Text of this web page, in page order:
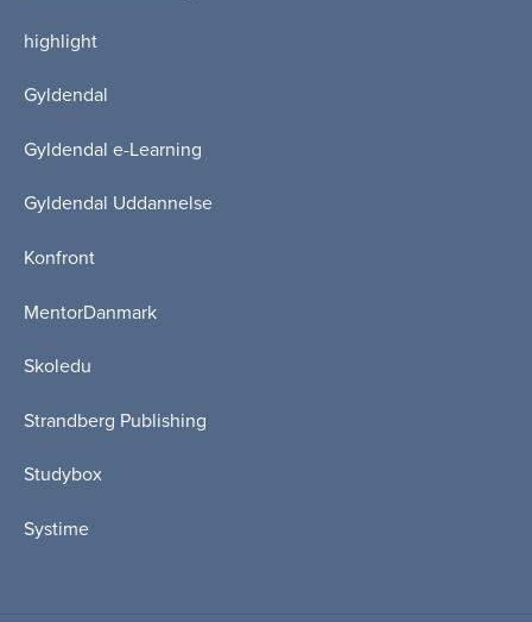
highlight
Gyldendal
Gyldendal e-Learning
Gyldendal Uddannelse
Konfront
MentorDanmark
Skoledu
Strandberg Publishing
Studybox
Systime